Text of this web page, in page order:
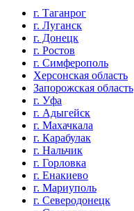
г. Таганрог
г. Луганск
г. Донецк
г. Ростов
г. Симферополь
Херсонская область
Запорожская область
г. Уфа
г. Адыгейск
г. Махачкала
г. Карабулак
г. Нальчик
г. Горловка
г. Енакиево
г. Мариуполь
г. Северодонецк